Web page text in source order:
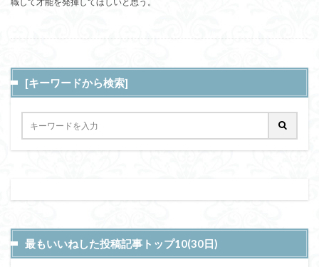
[キーワードから検索]
最もいいねした投稿記事トップ10(30日)